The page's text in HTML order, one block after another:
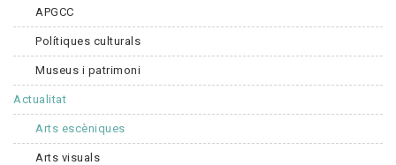
APGCC
Polítiques culturals
Museus i patrimoni
Actualitat
Arts escèniques
Arts visuals